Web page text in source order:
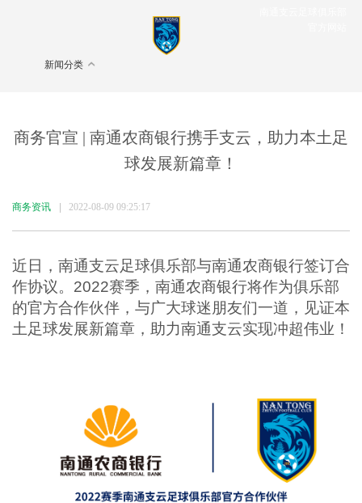
新闻分类
商务官宣 | 南通农商银行携手支云，助力本土足
球发展新篇章！
商务资讯 2022-08-09 09:25:17
近日，南通支云足球俱乐部与南通农商银行签订合
作协议。2022赛季，南通农商银行将作为俱乐部
的官方合作伙伴，与广大球迷朋友们一道，见证本
土足球发展新篇章，助力南通支云实现冲超伟业！